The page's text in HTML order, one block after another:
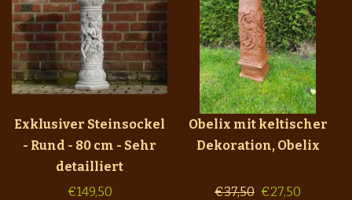
Exklusiver Steinsockel
- Rund - 80 cm - Sehr
detailliert
€149,50
Obelix mit keltischer
Dekoration, Obelix
€37,50 €27,50